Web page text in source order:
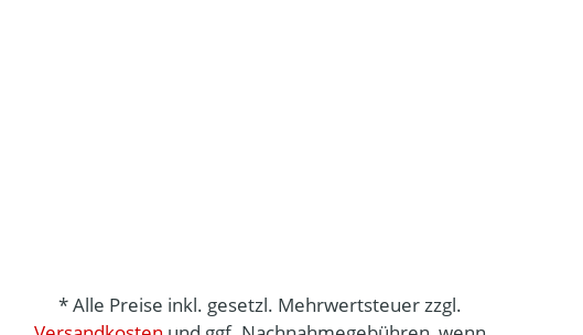
* Alle Preise inkl. gesetzl. Mehrwertsteuer zzgl.